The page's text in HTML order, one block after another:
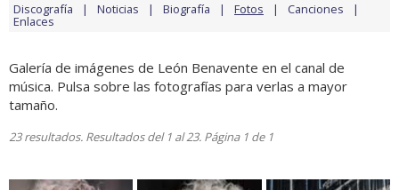
Discografía Noticias Biografía Fotos Canciones
Enlaces
Galería de imágenes de León Benavente en el canal de
música. Pulsa sobre las fotografías para verlas a mayor
tamaño.
23 resultados. Resultados del 1 al 23. Página 1 de 1